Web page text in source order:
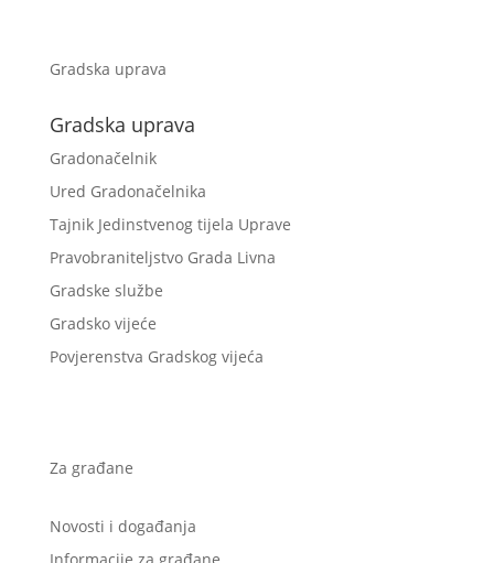
Gradska uprava
Gradska uprava
Gradonačelnik
Ured Gradonačelnika
Tajnik Jedinstvenog tijela Uprave
Pravobraniteljstvo Grada Livna
Gradske službe
Gradsko vijeće
Povjerenstva Gradskog vijeća
Za građane
Novosti i događanja